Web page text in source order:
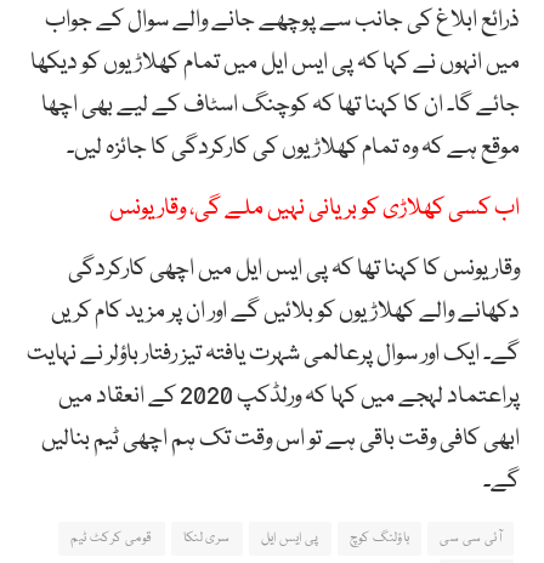
ذرائع ابلاغ کی جانب سے پوچھے جانے والے سوال کے جواب
میں انہوں نے کہا کہ پی ایس ایل میں تمام کھلاڑیوں کو دیکھا
جائے گا۔ ان کا کہنا تھا کہ کوچنگ اسٹاف کے لیے بھی اچھا
موقع ہے کہ وہ تمام کھلاڑیوں کی کارکردگی کا جائزہ لیں۔
اب کسی کھلاڑی کو بریانی نہیں ملے گی، وقار یونس
وقار یونس کا کہنا تھا کہ پی ایس ایل میں اچھی کارکردگی
دکھانے والے کھلاڑیوں کو بلائیں گے اور ان پر مزید کام کریں
گے۔ ایک اور سوال پرعالمی شہرت یافتہ تیز رفتار باؤلر نے نہایت
پراعتماد لہجے میں کہا کہ ورلڈکپ 2020 کے انعقاد میں
ابھی کافی وقت باقی ہے تو اس وقت تک ہم اچھی ٹیم بنالیں
گے۔
آئی سی سی باؤلنگ کوچ پی ایس ایل سری لنکا
قومی کرکٹ ٹیم